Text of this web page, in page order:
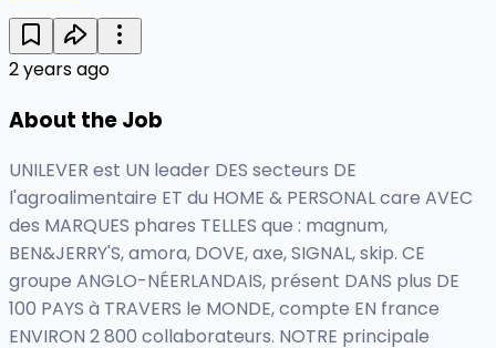
2 years ago
About the Job
UNILEVER est UN leader DES secteurs DE
l'agroalimentaire ET du HOME & PERSONAL care AVEC
des MARQUES phares TELLES que : magnum,
BEN&JERRY'S, amora, DOVE, axe, SIGNAL, skip. CE
groupe ANGLO-NÉERLANDAIS, présent DANS plus DE
100 PAYS à TRAVERS le MONDE, compte EN france
ENVIRON 2 800 collaborateurs. NOTRE principale